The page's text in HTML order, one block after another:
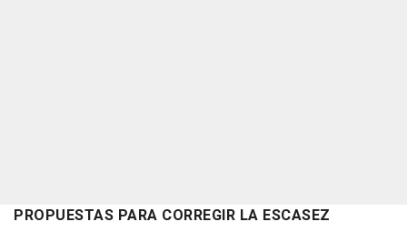
PROPUESTAS PARA CORREGIR LA ESCASEZ